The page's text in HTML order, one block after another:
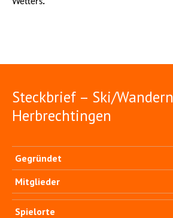
Steckbrief – Ski/Wandern
Herbrechtingen
Gegründet
Mitglieder
Spielorte